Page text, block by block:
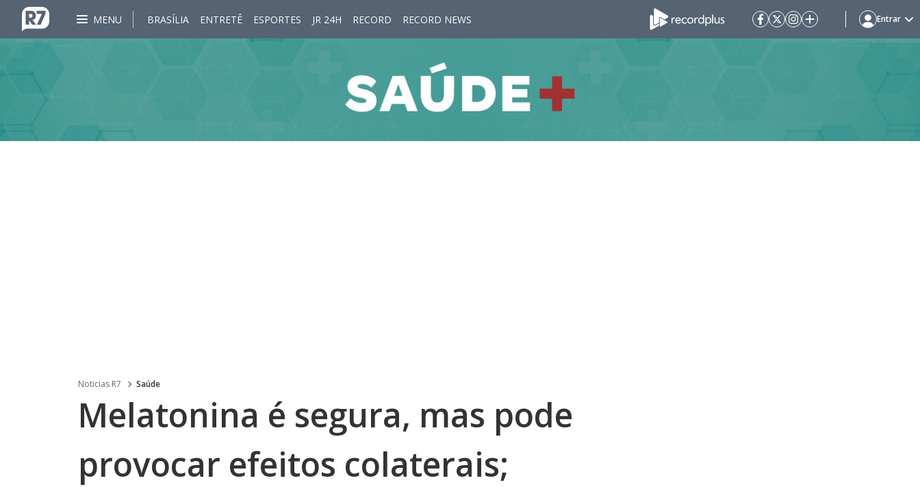
MENU BRASÍLIA ENTRETÊ ESPORTES JR 24H RECORD RECORD NEWS Entrar
Noticias R7 Saúde
Melatonina é segura, mas pode
provocar efeitos colaterais;